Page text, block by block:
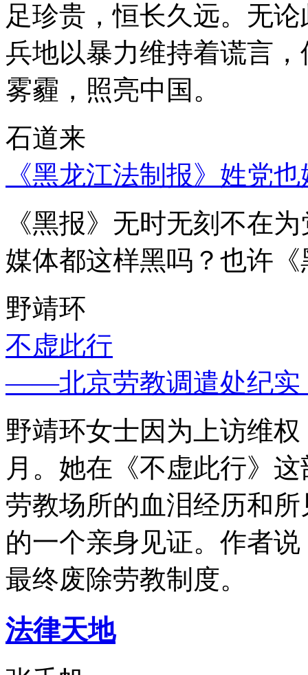
足珍贵，恒长久远。无
兵地以暴力维持着谎言
雾霾，照亮中国。
石道来
《黑龙江法制报》姓党
《黑报》无时无刻不在
媒体都这样黑吗？也许
野靖环
不虚此行
——北京劳教调遣处纪实
野靖环女士因为上访维
月。她在《不虚此行》
劳教场所的血泪经历和
的一个亲身见证。作者
最终废除劳教制度。
法律天地